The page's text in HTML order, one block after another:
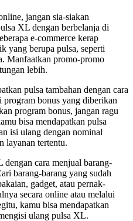
jangan sia-siakan
XL dengan berbelanja di
e-commerce kerap
yang berupa pulsa, seperti
Manfaatkan promo-promo
lebih.
pulsa tambahan dengan cara
bonus yang diberikan
program bonus, jangan ragu
bisa mendapatkan pulsa
isi ulang dengan nominal
layanan tertentu.
cara menjual barang-
barang-barang yang sudah
gadget, atau pernak-
secara online atau melalui
kamu bisa mendapatkan
ulang pulsa XL.